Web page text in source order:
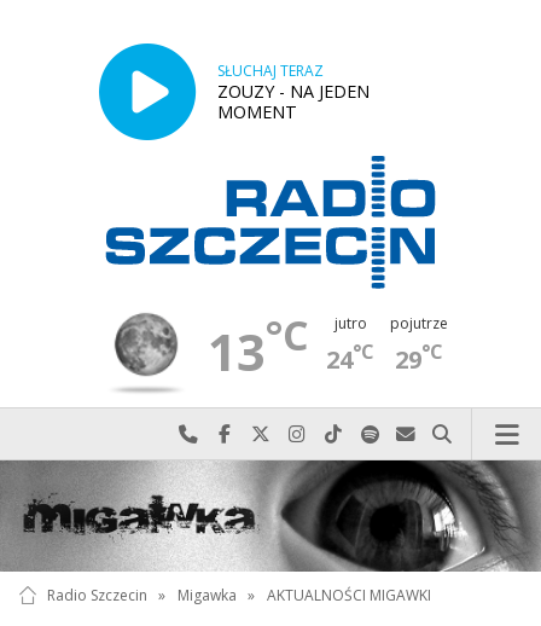
SŁUCHAJ TERAZ
ZOUZY - NA JEDEN
MOMENT
13°C jutro
24°C
pojutrze
29°C
Najlepiej po prostu do nas zadzwoń
Odwiedź nas na Facebook-u
Odwiedź nas na X
Odwiedź nas na Instagram-ie
Odwiedź nas na TikTok-u
Szukaj nas na Spotify
Wyślij do nas
Szukaj
Radio Szczecin » Migawka » AKTUALNOŚCI MIGAWKI